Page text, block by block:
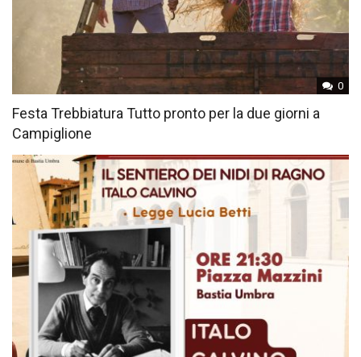
0
Festa Trebbiatura Tutto pronto per la due giorni a
Campiglione